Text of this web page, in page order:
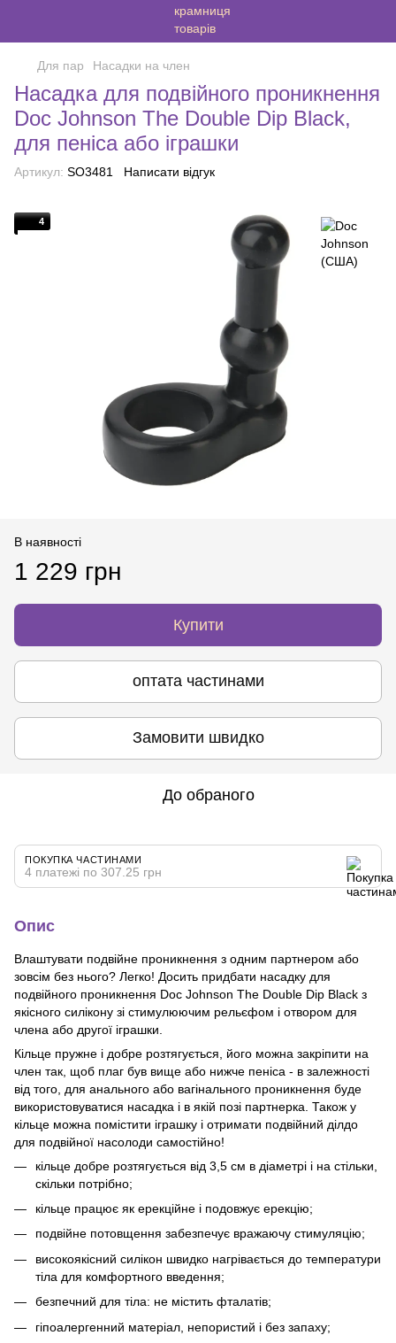
Для пар Насадки на член
Насадка для подвійного проникнення
Doc Johnson The Double Dip Black,
для пеніса або іграшки
Артикул: SO3481 Написати відгук
4
В наявності
1 229 грн
Купити
оптата частинами
Замовити швидко
До обраного
ПОКУПКА ЧАСТИНАМИ
4 платежі по 307.25 грн
Опис
Влаштувати подвійне проникнення з одним партнером або
зовсім без нього? Легко! Досить придбати насадку для
подвійного проникнення Doc Johnson The Double Dip Black з
якісного силікону зі стимулюючим рельєфом і отвором для
члена або другої іграшки.
Кільце пружне і добре розтягується, його можна закріпити на
член так, щоб плаг був вище або нижче пеніса - в залежності
від того, для анального або вагінального проникнення буде
використовуватися насадка і в якій позі партнерка. Також у
кільце можна помістити іграшку і отримати подвійний ділдо
для подвійної насолоди самостійно!
кільце добре розтягується від 3,5 см в діаметрі і на стільки,
скільки потрібно;
кільце працює як ерекційне і подовжує ерекцію;
подвійне потовщення забезпечує вражаючу стимуляцію;
високоякісний силікон швидко нагрівається до температури
тіла для комфортного введення;
безпечний для тіла: не містить фталатів;
гіпоалергенний матеріал, непористий і без запаху;